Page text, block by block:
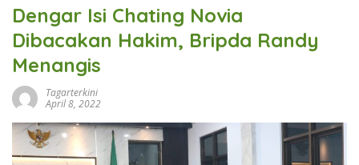
Dengar Isi Chating Novia
Dibacakan Hakim, Bripda Randy
Menangis
Tagarterkini
April 8, 2022